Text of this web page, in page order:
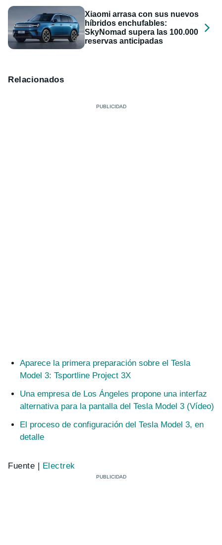
Xiaomi arrasa con sus nuevos
híbridos enchufables:
SkyNomad supera las 100.000
reservas anticipadas
Relacionados
Aparece la primera preparación sobre el Tesla
Model 3: Tsportline Project 3X
Una empresa de Los Ángeles propone una interfaz
alternativa para la pantalla del Tesla Model 3 (Vídeo)
El proceso de configuración del Tesla Model 3, en
detalle
Fuente | Electrek